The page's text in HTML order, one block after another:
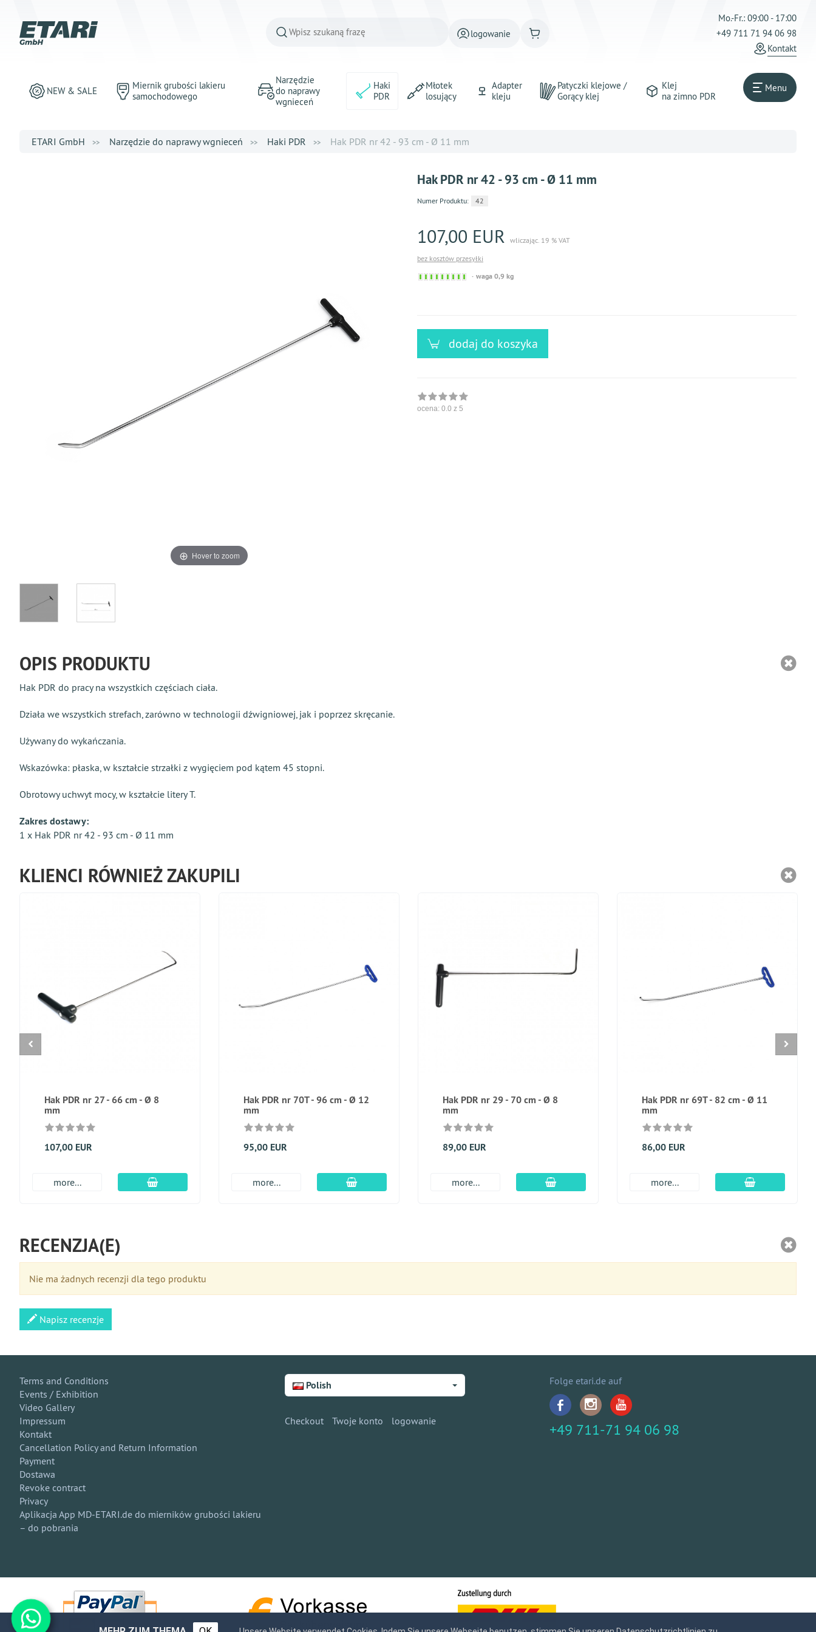
logowanie
Mo.-Fr.: 09:00 - 17:00
+49 711 71 94 06 98
Kontakt
NEW & SALE
Miernik grubości lakieru
samochodowego
Narzędzie
do naprawy
wgnieceń
Haki
PDR
Młotek
losujący
Adapter
kleju
Patyczki klejowe /
Gorący klej
Klej
na zimno PDR
Menu
ETARI GmbH Narzędzie do naprawy wgnieceń Haki PDR Hak PDR nr 42 - 93 cm - Ø 11 mm
Hover to zoom
Hak PDR nr 42 - 93 cm - Ø 11 mm
Numer Produktu: 42
107,00 EUR wliczając. 19 % VAT
bez kosztów przesyłki
Sofort
waga 0,9 kg
dodaj do koszyka
ocena: 0.0 z 5
OPIS PRODUKTU
Hak PDR do pracy na wszystkich częściach ciała.
Działa we wszystkich strefach, zarówno w technologii dźwigniowej, jak i poprzez skręcanie.
Używany do wykańczania.
Wskazówka: płaska, w kształcie strzałki z wygięciem pod kątem 45 stopni.
Obrotowy uchwyt mocy, w kształcie litery T.
Zakres dostawy:
1 x Hak PDR nr 42 - 93 cm - Ø 11 mm
KLIENCI RÓWNIEŻ ZAKUPILI
Hak PDR nr 27 - 66 cm - Ø 8
mm
107,00 EUR
more... dodaj do koszyka
Hak PDR nr 70T - 96 cm - Ø 12
mm
95,00 EUR
more... dodaj do koszyka
Hak PDR nr 29 - 70 cm - Ø 8
mm
89,00 EUR
more... dodaj do koszyka
Hak PDR nr 69T - 82 cm - Ø 11
mm
86,00 EUR
more... dodaj do
RECENZJA(E)
Nie ma żadnych recenzji dla tego produktu
Napisz recenzje
Terms and Conditions
Events / Exhibition
Video Gallery
Impressum
Kontakt
Cancellation Policy and Return Information
Payment
Dostawa
Revoke contract
Privacy
Aplikacja App MD-ETARI.de do mierników grubości lakieru
– do pobrania
Polish
Checkout Twoje konto logowanie
Folge etari.de auf
+49 711-71 94 06 98